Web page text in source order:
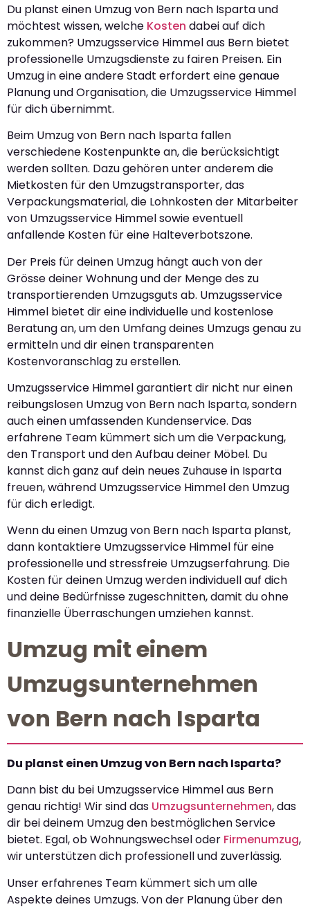
Du planst einen Umzug von Bern nach Isparta und
möchtest wissen, welche Kosten dabei auf dich
zukommen? Umzugsservice Himmel aus Bern bietet
professionelle Umzugsdienste zu fairen Preisen. Ein
Umzug in eine andere Stadt erfordert eine genaue
Planung und Organisation, die Umzugsservice Himmel
für dich übernimmt.
Beim Umzug von Bern nach Isparta fallen
verschiedene Kostenpunkte an, die berücksichtigt
werden sollten. Dazu gehören unter anderem die
Mietkosten für den Umzugstransporter, das
Verpackungsmaterial, die Lohnkosten der Mitarbeiter
von Umzugsservice Himmel sowie eventuell
anfallende Kosten für eine Halteverbotszone.
Der Preis für deinen Umzug hängt auch von der
Grösse deiner Wohnung und der Menge des zu
transportierenden Umzugsguts ab. Umzugsservice
Himmel bietet dir eine individuelle und kostenlose
Beratung an, um den Umfang deines Umzugs genau zu
ermitteln und dir einen transparenten
Kostenvoranschlag zu erstellen.
Umzugsservice Himmel garantiert dir nicht nur einen
reibungslosen Umzug von Bern nach Isparta, sondern
auch einen umfassenden Kundenservice. Das
erfahrene Team kümmert sich um die Verpackung,
den Transport und den Aufbau deiner Möbel. Du
kannst dich ganz auf dein neues Zuhause in Isparta
freuen, während Umzugsservice Himmel den Umzug
für dich erledigt.
Wenn du einen Umzug von Bern nach Isparta planst,
dann kontaktiere Umzugsservice Himmel für eine
professionelle und stressfreie Umzugserfahrung. Die
Kosten für deinen Umzug werden individuell auf dich
und deine Bedürfnisse zugeschnitten, damit du ohne
finanzielle Überraschungen umziehen kannst.
Umzug mit einem
Umzugsunternehmen
von Bern nach Isparta
Du planst einen Umzug von Bern nach Isparta?
Dann bist du bei Umzugsservice Himmel aus Bern
genau richtig! Wir sind das Umzugsunternehmen, das
dir bei deinem Umzug den bestmöglichen Service
bietet. Egal, ob Wohnungswechsel oder Firmenumzug,
wir unterstützen dich professionell und zuverlässig.
Unser erfahrenes Team kümmert sich um alle
Aspekte deines Umzugs. Von der Planung über den